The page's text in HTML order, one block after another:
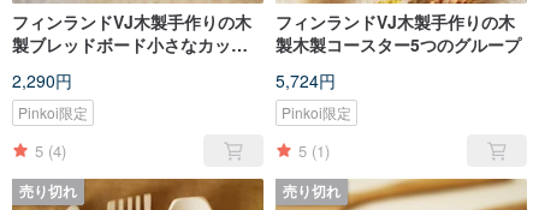
フィンランドVJ木製手作りの木
製ブレッドボード小さなカッテ
2,290円
Pinkoi限定
5 (4)
フィンランドVJ木製手作りの木
製木製コースター5つのグループ
5,724円
Pinkoi限定
5 (1)
売り切れ 売り切れ